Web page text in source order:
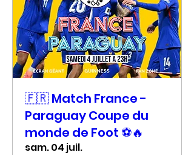
🇫🇷 Match France -
Paraguay Coupe du
monde de Foot ⚽🔥
sam. 04 juil.